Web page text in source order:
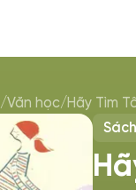
/Văn học/Hãy Tìm